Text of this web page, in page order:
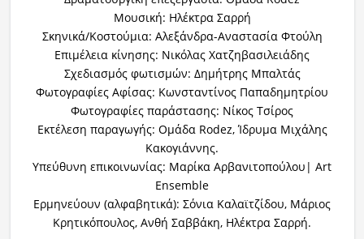
Μουσική: Ηλέκτρα Σαρρή
Σκηνικά/Κοστούμια: Αλεξάνδρα-Αναστασία Φτούλη
Επιμέλεια κίνησης: Νικόλας Χατζηβασιλειάδης
Σχεδιασμός φωτισμών: Δημήτρης Μπαλτάς
Φωτογραφίες Αφίσας: Κωνσταντίνος Παπαδημητρίου
Φωτογραφίες παράστασης: Νίκος Τσίρος
Εκτέλεση παραγωγής: Ομάδα Rodez, Ίδρυμα Μιχάλης
Κακογιάννης.
Υπεύθυνη επικοινωνίας: Μαρίκα Αρβανιτοπούλου| Art
Ensemble
Ερμηνεύουν (αλφαβητικά): Σόνια Καλαϊτζίδου, Μάριος
Κρητικόπουλος, Ανθή Σαββάκη, Ηλέκτρα Σαρρή.